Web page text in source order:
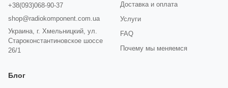
+38(093)068-90-37
shop@radiokomponent.com.ua
Украина, г. Хмельницкий, ул.
Староконстантиновское шоссе
26/1
Доставка и оплата
Услуги
FAQ
Почему мы меняемся
Блог